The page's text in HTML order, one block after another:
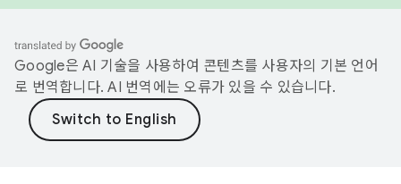
Google은 AI 기술을 사용하여 콘텐츠를 사용자의 기본 언어
로 번역합니다. AI 번역에는 오류가 있을 수 있습니다.